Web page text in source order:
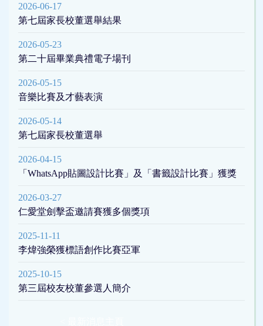
2026-06-17
第七屆家長校董選舉結果
2026-05-23
第二十屆畢業典禮電子場刊
2026-05-15
音樂比賽及才藝表演
2026-05-14
第七屆家長校董選舉
2026-04-15
「WhatsApp貼圖設計比賽」及「書籤設計比賽」獲獎
2026-03-27
仁愛堂劍擊盃邀請賽獲多個獎項
2025-11-11
李煒強榮獲標語創作比賽亞軍
2025-10-15
第三屆校友校董參選人簡介